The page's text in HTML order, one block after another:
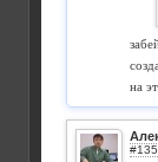
на
#135